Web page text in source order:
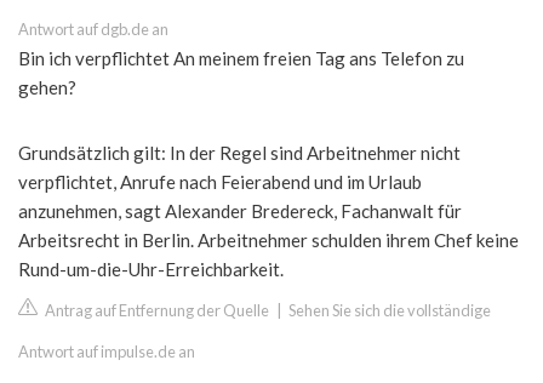
Antwort auf dgb.de an
Bin ich verpflichtet An meinem freien Tag ans Telefon zu
gehen?
Grundsätzlich gilt: In der Regel sind Arbeitnehmer nicht
verpflichtet, Anrufe nach Feierabend und im Urlaub
anzunehmen, sagt Alexander Bredereck, Fachanwalt für
Arbeitsrecht in Berlin. Arbeitnehmer schulden ihrem Chef keine
Rund-um-die-Uhr-Erreichbarkeit.
Antrag auf Entfernung der Quelle Sehen Sie sich die vollständige
Antwort auf impulse.de an